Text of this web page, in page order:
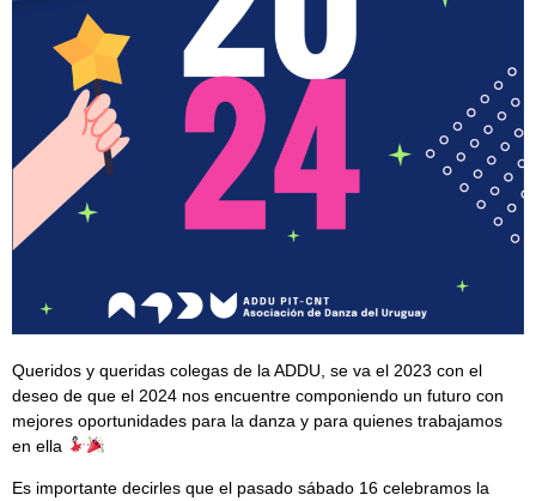
Queridos y queridas colegas de la ADDU, se va el 2023 con el
deseo de que el 2024 nos encuentre componiendo un futuro con
mejores oportunidades para la danza y para quienes trabajamos
en ella
Es importante decirles que el pasado sábado 16 celebramos la